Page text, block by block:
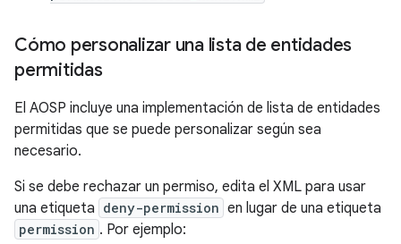
Cómo personalizar una lista de entidades
permitidas
El AOSP incluye una implementación de lista de entidades
permitidas que se puede personalizar según sea
necesario.
Si se debe rechazar un permiso, edita el XML para usar
una etiqueta deny-permission en lugar de una etiqueta
permission . Por ejemplo: